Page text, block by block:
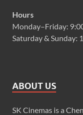
Hours
Monday–Friday:
Saturday & Sunday:
ABOUT US
SK Cinemas is a